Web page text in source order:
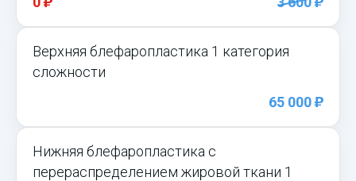
Верхняя блефаропластика 1 категория
сложности
65 000)
Нижняя блефаропластика с
перераспределением жировой ткани 1